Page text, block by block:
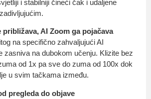
i stabilniji čineći čak i udaljene
približava, AI Zoom ga pojačava
na specifično zahvaljujući AI
zasniva na dubokom učenju. Klizite bez
od 1x pa sve do zuma od 100x dok
u svim tačkama između.
pregleda do objave